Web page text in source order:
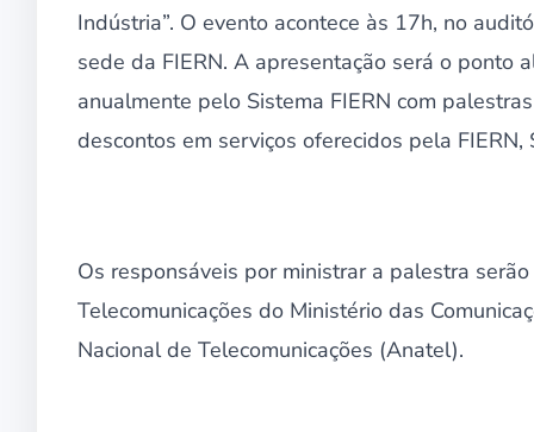
Indústria”. O evento acontece às 17h, no
sede da FIERN. A apresentação será o ponto
anualmente pelo Sistema FIERN com
descontos em serviços oferecidos pela FIERN,
Os responsáveis por ministrar a palestra
Telecomunicações do Ministério das
Nacional de Telecomunicações (Anatel).